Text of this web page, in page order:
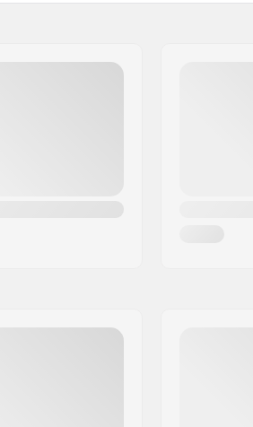
29.5" (74.9cm)